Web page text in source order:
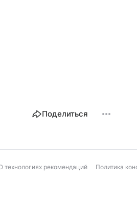
Поделиться
технологиях рекомендаций Политика